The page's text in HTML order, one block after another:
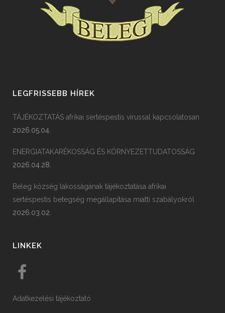
LEGFRISSEBB HÍREK
TÁJÉKOZTATÁS afrikai sertéspestis vírussal kapcsolatosan
2026.05.04.
ENERGIATAKARÉKOSSÁG ÉS KÖRNYEZETTUDATOSSÁG
2026.04.28.
Beleg község lakosságának tájékoztatása afrikai
sertéspestis betegség megállapítása miatti szabályokról
2026.03.02.
LINKEK
Adatkezelési tájékoztató